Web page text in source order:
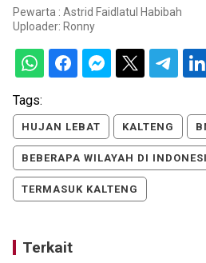
Pewarta : Astrid Faidlatul Habibah
Uploader: Ronny
Tags:
HUJAN LEBAT KALTENG
BEBERAPA WILAYAH DI
TERMASUK KALTENG
Terkait